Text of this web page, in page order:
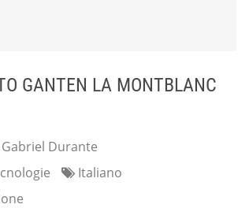
GANTEN LA MONTBLANC
Durante
Italiano